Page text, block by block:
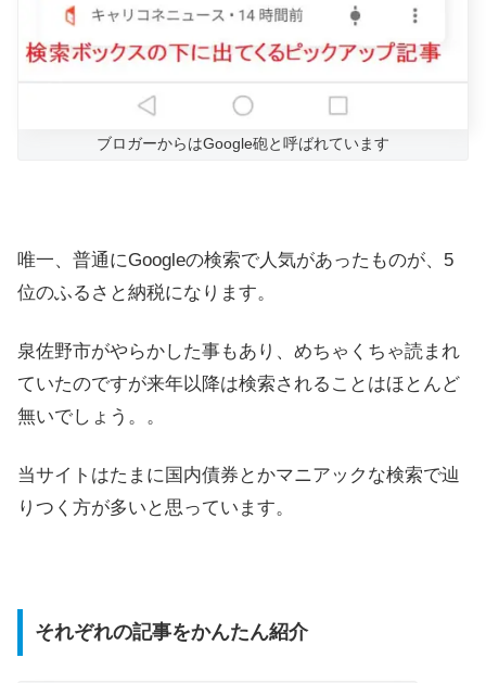
ブロガーからはGoogle砲と呼ばれています
唯一、普通にGoogleの検索で人気があったものが、5
位のふるさと納税になります。
泉佐野市がやらかした事もあり、めちゃくちゃ読まれ
ていたのですが来年以降は検索されることはほとんど
無いでしょう。。
当サイトはたまに国内債券とかマニアックな検索で辿
りつく方が多いと思っています。
それぞれの記事をかんたん紹介